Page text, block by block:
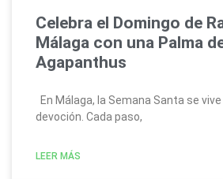
Celebra el Domingo de
Málaga con una Palma
Agapanthus
En Málaga, la Semana Santa se
devoción. Cada paso,
LEER MÁS